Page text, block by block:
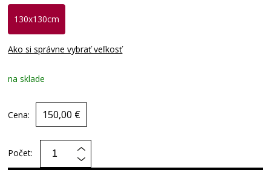
130x130cm
Ako si správne vybrať veľkosť
na sklade
Cena: 150,00 €
Počet: